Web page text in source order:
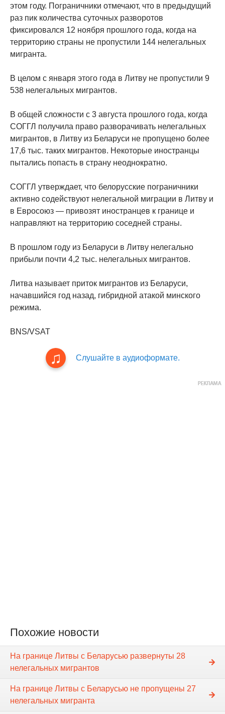
этом году. Пограничники отмечают, что в предыдущий
раз пик количества суточных разворотов
фиксировался 12 ноября прошлого года, когда на
территорию страны не пропустили 144 нелегальных
мигранта.
В целом с января этого года в Литву не пропустили 9
538 нелегальных мигрантов.
В общей сложности с 3 августа прошлого года, когда
СОГГЛ получила право разворачивать нелегальных
мигрантов, в Литву из Беларуси не пропущено более
17,6 тыс. таких мигрантов. Некоторые иностранцы
пытались попасть в страну неоднократно.
СОГГЛ утверждает, что белорусские пограничники
активно содействуют нелегальной миграции в Литву и
в Евросоюз — привозят иностранцев к границе и
направляют на территорию соседней страны.
В прошлом году из Беларуси в Литву нелегально
прибыли почти 4,2 тыс. нелегальных мигрантов.
Литва называет приток мигрантов из Беларуси,
начавшийся год назад, гибридной атакой минского
режима.
BNS/VSAT
Слушайте в аудиоформате.
Похожие новости
На границе Литвы с Беларусью развернуты 28
нелегальных мигрантов
На границе Литвы с Беларусью не пропущены 27
нелегальных мигранта